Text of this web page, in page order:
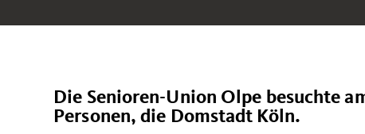
Die Senioren-Union Olpe besuchte
Personen, die Domstadt Köln.